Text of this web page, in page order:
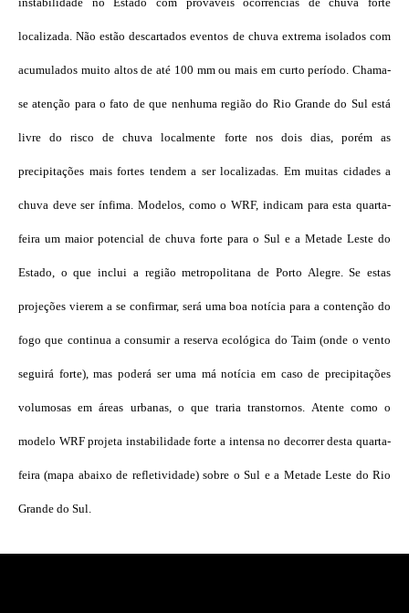
localizada. Não estão descartados eventos de chuva extrema isolados com
acumulados muito altos de até 100 mm ou mais em curto período. Chama-
se atenção para o fato de que nenhuma região do Rio Grande do Sul está
livre do risco de chuva localmente forte nos dois dias, porém as
precipitações mais fortes tendem a ser localizadas. Em muitas cidades a
chuva deve ser ínfima. Modelos, como o WRF, indicam para esta quarta-
feira um maior potencial de chuva forte para o Sul e a Metade Leste do
Estado, o que inclui a região metropolitana de Porto Alegre. Se estas
projeções vierem a se confirmar, será uma boa notícia para a contenção do
fogo que continua a consumir a reserva ecológica do Taim (onde o vento
seguirá forte), mas poderá ser uma má notícia em caso de precipitações
volumosas em áreas urbanas, o que traria transtornos. Atente como o
modelo WRF projeta instabilidade forte a intensa no decorrer desta quarta-
feira (mapa abaixo de refletividade) sobre o Sul e a Metade Leste do Rio
Grande do Sul.